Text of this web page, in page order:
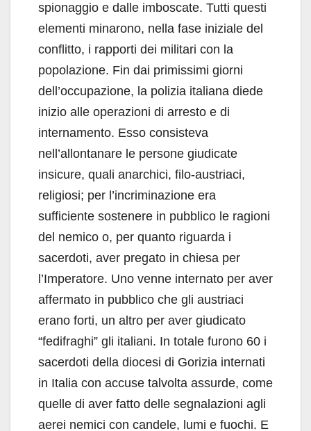
spionaggio e dalle imboscate. Tutti questi
elementi minarono, nella fase iniziale del
conflitto, i rapporti dei militari con la
popolazione. Fin dai primissimi giorni
dell’occupazione, la polizia italiana diede
inizio alle operazioni di arresto e di
internamento. Esso consisteva
nell’allontanare le persone giudicate
insicure, quali anarchici, filo-austriaci,
religiosi; per l’incriminazione era
sufficiente sostenere in pubblico le ragioni
del nemico o, per quanto riguarda i
sacerdoti, aver pregato in chiesa per
l’Imperatore. Uno venne internato per aver
affermato in pubblico che gli austriaci
erano forti, un altro per aver giudicato
“fedifraghi” gli italiani. In totale furono 60 i
sacerdoti della diocesi di Gorizia internati
in Italia con accuse talvolta assurde, come
quelle di aver fatto delle segnalazioni agli
aerei nemici con candele, lumi e fuochi. E